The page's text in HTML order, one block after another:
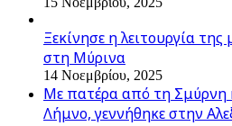
Ξεκίνησε η λειτουργία
στη Μύρινα
14 Νοεμβρίου, 2025
Με πατέρα από τη Σμύρνη
Λήμνο, γεννήθηκε στην